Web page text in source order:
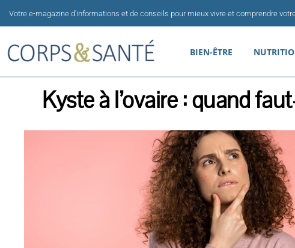
Votre e-magazine d'informations et de conseils pour mieux vivre et comprendre
BIEN-ÊTRE
Kyste à l’ovaire : quand